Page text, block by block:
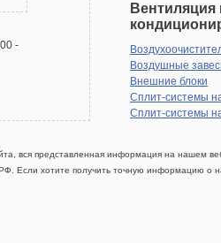
-
Вентиляция
Воздушные
Внешние блоки
Сплит-системы
Сплит-системы
вся представленная информация на нашем
Если хотите получить точную информацию о